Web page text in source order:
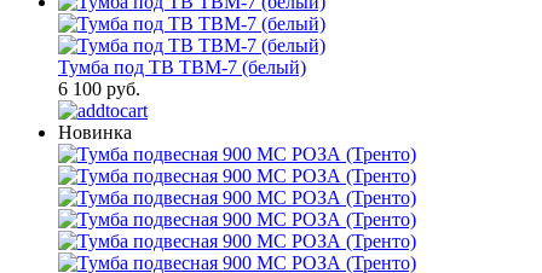
Тумба под ТВ ТВМ-7 (белый)
6 100 руб.
Новинка